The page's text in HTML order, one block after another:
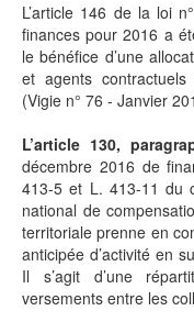
L’article 146 de la loi
finances pour 2016 a
le bénéfice d’une
et agents
(Vigie n° 76 - Janvier
L’article 130,
décembre 2016 de
413-5 et L. 413-11 du
national de
territoriale prenne en
anticipée d’activité en
Il s’agit d’une
versements entre les